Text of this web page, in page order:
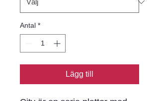
Antal *
Lägg till